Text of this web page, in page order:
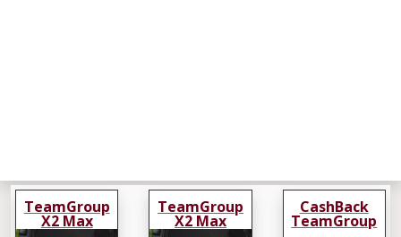
TeamGroup
X2 Max
TeamGroup
X2 Max
CashBack
TeamGroup